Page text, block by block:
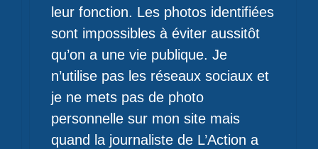
leur fonction. Les photos identifiées
sont impossibles à éviter aussitôt
qu’on a une vie publique. Je
n’utilise pas les réseaux sociaux et
je ne mets pas de photo
personnelle sur mon site mais
quand la journaliste de L’Action a